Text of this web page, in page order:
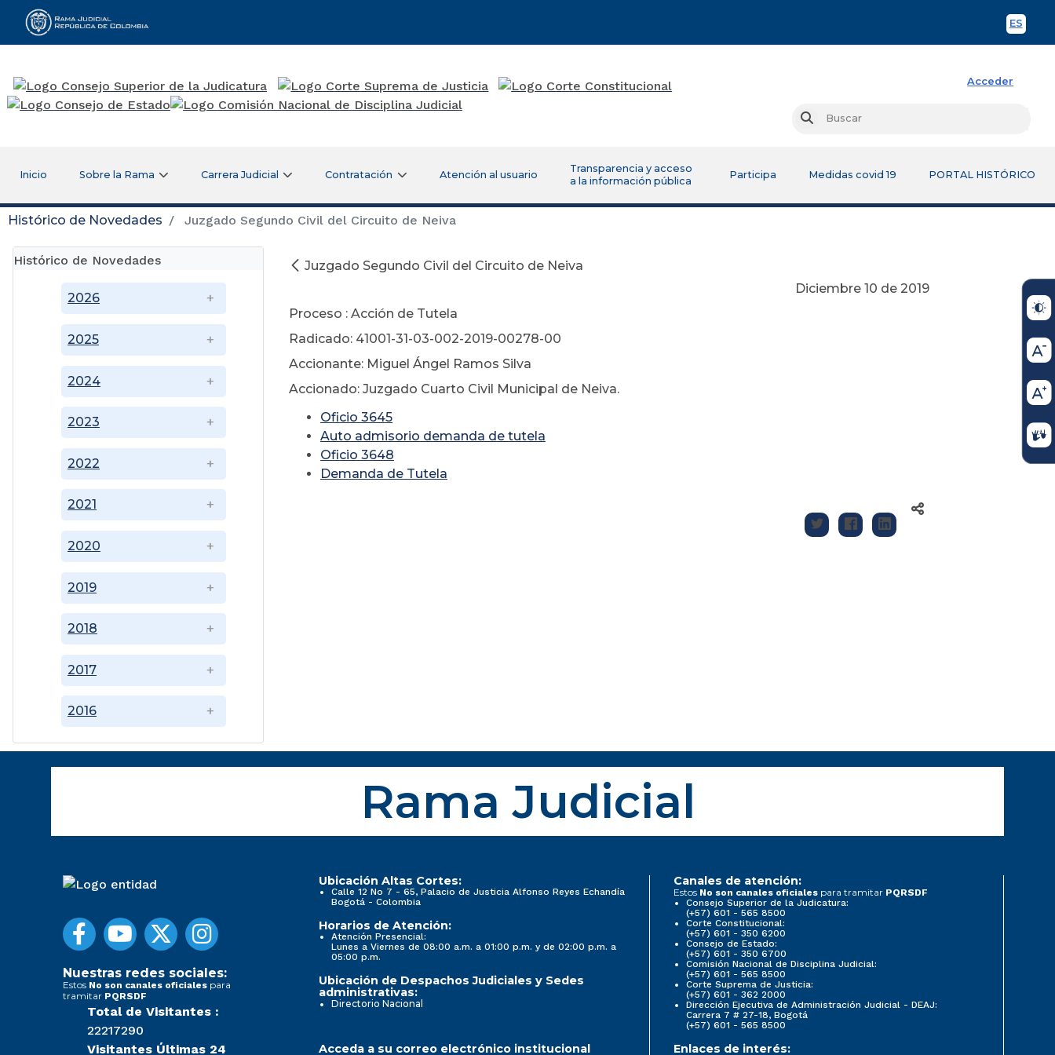
ES
Rama Judicial
Acceder
Buscar
Inicio Sobre la Rama Carrera Judicial Contratación Atención al usuario
Transparencia y acceso
a la información pública
Participa Medidas covid 19 PORTAL HISTÓRICO
Histórico de Novedades Juzgado Segundo Civil del Circuito de Neiva
Histórico de Novedades
2016
2017
2018
2019
2020
2021
2022
2023
2024
2025
2026
Juzgado Segundo Civil del Circuito de Neiva
Diciembre 10 de 2019
Proceso : Acción de Tutela
Radicado: 41001-31-03-002-2019-00278-00
Accionante: Miguel Ángel Ramos Silva
Accionado: Juzgado Cuarto Civil Municipal de Neiva.
Oficio 3645
Auto admisorio demanda de tutela
Oficio 3648
Demanda de Tutela
Rama Judicial
Nuestras redes sociales:
Estos No son canales oficiales para
tramitar PQRSDF
Total de Visitantes :
22217290
Visitantes Últimas 24
Ubicación Altas Cortes:
Calle 12 No 7 - 65, Palacio de Justicia Alfonso Reyes Echandía
Bogotá - Colombia
Horarios de Atención:
Atención Presencial:
Lunes a Viernes de 08:00 a.m. a 01:00 p.m. y de 02:00 p.m. a
05:00 p.m.
Ubicación de Despachos Judiciales y Sedes
administrativas:
Directorio Nacional
Canales de atención:
Estos No son canales oficiales para tramitar PQRSDF
Consejo Superior de la Judicatura:
(+57) 601 - 565 8500
Corte Constitucional:
(+57) 601 - 350 6200
Consejo de Estado:
(+57) 601 - 350 6700
Comisión Nacional de Disciplina Judicial:
(+57) 601 - 565 8500
Corte Suprema de Justicia:
(+57) 601 - 362 2000
Dirección Ejecutiva de Administración Judicial - DEAJ:
Carrera 7 # 27-18, Bogotá
(+57) 601 - 565 8500
Acceda a su correo electrónico institucional Enlaces de interés: